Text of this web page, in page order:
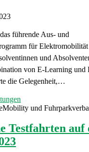
führende Aus- und
für
und
von E-Learning und
die Gelegenheit,…
und
Testfahrten auf